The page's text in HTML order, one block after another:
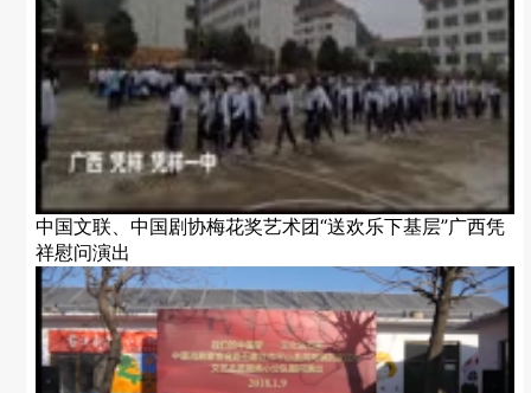
中国文联、中国剧协梅花奖艺术团“送欢乐下基层”广西凭
祥慰问演出